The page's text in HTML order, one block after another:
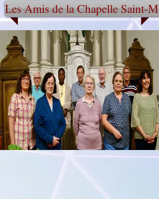
Les Amis de la Chapelle Saint-